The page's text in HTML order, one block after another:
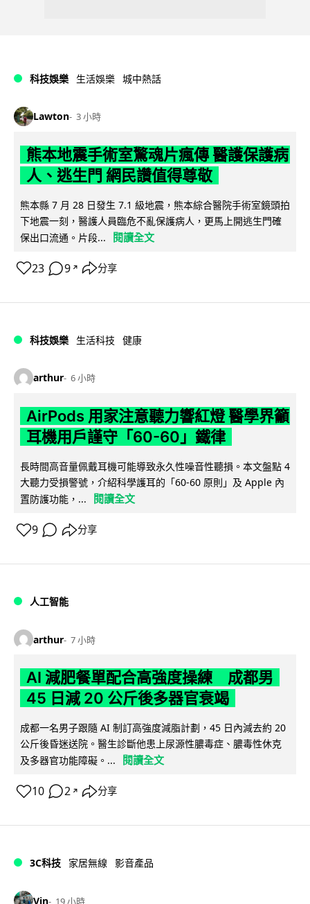
科技娛樂 生活娛樂 城中熱話
Lawton 3 小時
熊本地震手術室驚魂片瘋傳 醫護保護病
人、逃生門 網民讚值得尊敬
熊本縣 7 月 28 日發生 7.1 級地震，熊本綜合醫院手術室鏡頭拍
下地震一刻，醫護人員臨危不亂保護病人，更馬上開逃生門確
保出口流通。片段...
閱讀全文
23 9 ↗ 分享
科技娛樂 生活科技 健康
arthur 6 小時
AirPods 用家注意聽力響紅燈 醫學界籲
耳機用戶謹守「60-60」鐵律
長時間高音量佩戴耳機可能導致永久性噪音性聽損。本文盤點 4
大聽力受損警號，介紹科學護耳的「60-60 原則」及 Apple 內
置防護功能，...
閱讀全文
9 分享
人工智能
arthur 7 小時
AI 減肥餐單配合高強度操練 成都男
45 日減 20 公斤後多器官衰竭
成都一名男子跟隨 AI 制訂高強度減脂計劃，45 日內減去約 20
公斤後昏迷送院。醫生診斷他患上尿源性膿毒症、膿毒性休克
及多器官功能障礙。...
閱讀全文
10 2 ↗ 分享
3C科技 家居無線 影音產品
Vin 19 小時